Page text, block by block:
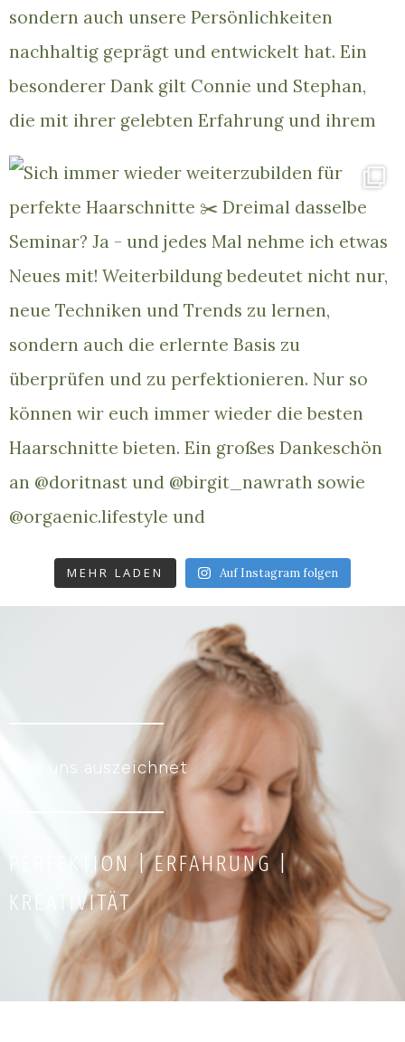
MEHR LADEN Auf Instagram folgen
Was uns auszeichnet
PERFEKTION | ERFAHRUNG |
KREATIVITÄT